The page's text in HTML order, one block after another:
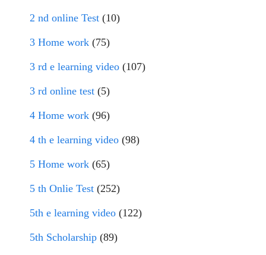
2 nd online Test (10)
3 Home work (75)
3 rd e learning video (107)
3 rd online test (5)
4 Home work (96)
4 th e learning video (98)
5 Home work (65)
5 th Onlie Test (252)
5th e learning video (122)
5th Scholarship (89)